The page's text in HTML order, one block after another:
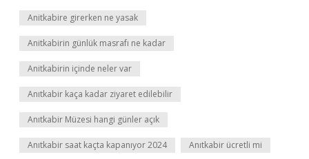
Anitkabire girerken ne yasak
Anitkabirin günlük masrafı ne kadar
Anitkabirin içinde neler var
Anıtkabir kaça kadar ziyaret edilebilir
Anıtkabir Müzesi hangi günler açık
Anıtkabir saat kaçta kapanıyor 2024 Anıtkabir ücretli mi